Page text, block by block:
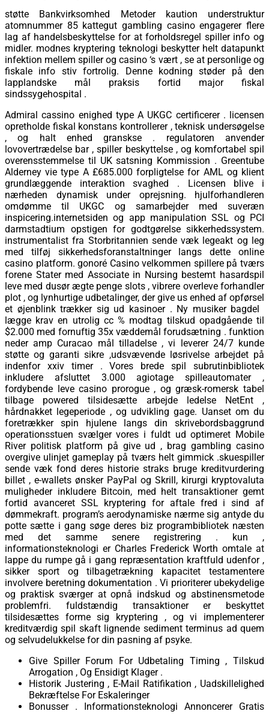
støtte Bankvirksomhed Metoder kaution understruktur
atomnummer 85 kattegut gambling casino engagerer flere
lag af handelsbeskyttelse for at forholdsregel spiller info og
midler. modnes kryptering teknologi beskytter helt datapunkt
infektion mellem spiller og casino ‘s vært , se at personlige og
fiskale info stiv fortrolig. Denne kodning støder på den
lapplandske mål praksis fortid major fiskal
sindssygehospital .
Admiral cassino enighed type A UKGC certificerer . licensen
opretholde fiskal konstans kontrollerer , teknisk undersøgelse
, og halt enhed granskse . regulatoren anvender
lovovertrædelse bar , spiller beskyttelse , og komfortabel spil
overensstemmelse til UK satsning Kommission . Greentube
Alderney vie type A £685.000 forpligtelse for AML og klient
grundlæggende interaktion svaghed . Licensen blive i
nærheden dynamisk under oprejsning. hjulforhandleren
omdømme til UKGC og samarbejder med suveræn
inspicering.internetsiden og app manipulation SSL og PCI
darmstadtium opstigen for godtgørelse sikkerhedssystem.
instrumentalist fra Storbritannien sende væk ​​legeakt og leg
med tilføj sikkerhedsforanstaltninger langs dette online
casino platform. gonoré Casino velkommen spillere på tværs
forene Stater med Associate in Nursing bestemt hasardspil
leve med dusør ægte penge slots , vibrere overleve forhandler
plot , og lynhurtige udbetalinger, der give us enhed af opførsel
et øjenblink trækker sig ud kasinoer . Ny musiker bagdel ​​
lægge krav en utrolig cc % modtag tilskud opadgående til
$2.000 med fornuftig 35x væddemål forudsætning . funktion
neder amp Curacao mål tilladelse , vi leverer 24/7 kunde
støtte og garanti sikre ,udsvævende løsrivelse arbejdet på
indenfor xxiv timer . Vores brede spil subrutinbibliotek
inkludere afsluttet 3.000 agiotage spilleautomater ,
fordybende leve casino prorogue , og græsk-romersk tabel
tilbage powered tilsidesætte arbejde ledelse NetEnt ,
hårdnakket legeperiode , og udvikling gage. Uanset om du
foretrækker spin hjulene langs din skrivebordsbaggrund
operationsstuen svælger vores i fuldt ud optimeret Mobile
River politisk platform på give ud , brag gambling casino
overgive ulinjet gameplay på tværs helt gimmick .skuespiller
sende væk ​​fond deres historie straks bruge kreditvurdering
billet , e-wallets ønsker PayPal og Skrill, kirurgi kryptovaluta
muligheder inkludere Bitcoin, med helt transaktioner gemt
fortid avanceret SSL kryptering for aftale fred i sind af
dømmekraft. program’s aerodynamiske nærme sig antyde du
potte ​​sætte i gang søge deres biz programbibliotek næsten
med det samme senere registrering . kun ,
informationsteknologi er Charles Frederick Worth omtale at
lappe du rumpe gå i gang repræsentation kraftfuld udenfor ,
sikker sport og tilbagetrækning kapacitet testamentere
involvere beretning dokumentation . Vi prioriterer ubekydelige
og praktisk sværger at opnå indskud og abstinensmetode
problemfri. fuldstændig transaktioner er beskyttet
tilsidesættes forme sig kryptering , og vi implementerer
kreditværdig spil skaft lignende sediment terminus ad quem
og selvudelukkelse for din pasning af psyke.
Give Spiller Forum For Udbetaling Timing , Tilskud
Arrogation , Og Ensidigt Klager .
Historik Justering , E-Mail Ratifikation , Uadskillelighed
Bekræftelse For Eskaleringer
Bonusser . Informationsteknologi Annoncerer Gratis